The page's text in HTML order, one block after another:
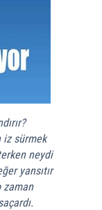
iz sürmek
neydi
yansıtır
zaman